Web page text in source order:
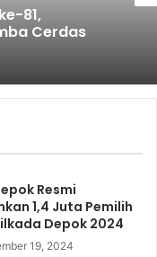
81,
Cerdas
Resmi
1,4 Juta Pemilih
Depok 2024
19, 2024